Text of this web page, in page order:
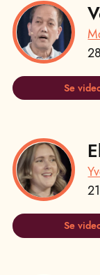
Se
Se